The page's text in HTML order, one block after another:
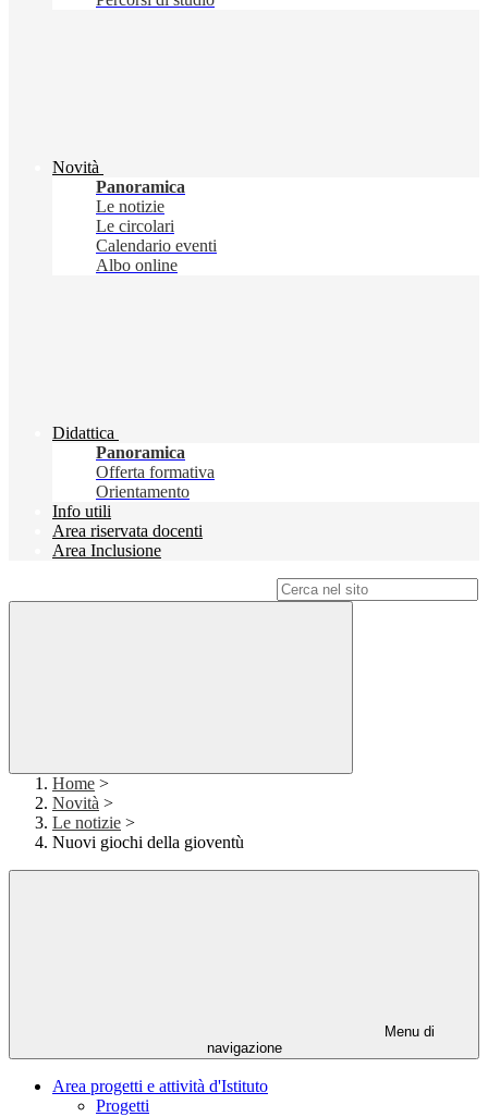
Novità
Panoramica
Le notizie
Le circolari
Calendario eventi
Albo online
Didattica
Panoramica
Offerta formativa
Orientamento
Info utili
Area riservata docenti
Area Inclusione
Home >
Novità >
Le notizie >
Nuovi giochi della gioventù
Menu di
navigazione
Area progetti e attività d'Istituto
Progetti